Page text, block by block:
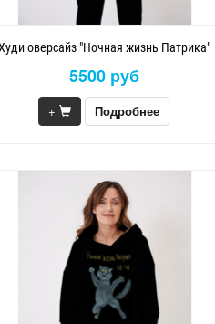
оверсайз "Ночная жизнь Патрика"
5500 руб
+ Подробнее